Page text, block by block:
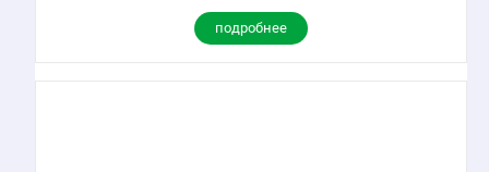
подробнее